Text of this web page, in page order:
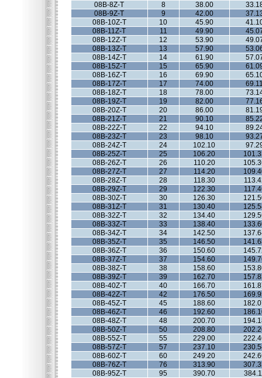
08B-8Z-T 8 38.00
08B-9Z-T
9 42.00
08B-10Z-T
10 45.90
08B-11Z-T
11 49.90
08B-12Z-T
12 53.90
08B-13Z-T
13 57.90
08B-14Z-T
14 61.90
08B-15Z-T
15 65.90
08B-16Z-T
16 69.90
08B-17Z-T
17 74.00
08B-18Z-T
18 78.00
08B-19Z-T
19 82.00
08B-20Z-T
20 86.00
08B-21Z-T
21 90.10
08B-22Z-T
22 94.10
08B-23Z-T
23 98.10
08B-24Z-T
24 102.10
08B-25Z-T
25 106.20
08B-26Z-T
26 110.20
08B-27Z-T
27 114.20
08B-28Z-T
28 118.30
08B-29Z-T
29 122.30
08B-30Z-T
30 126.30
08B-31Z-T
31 130.40
08B-32Z-T
32 134.40
08B-33Z-T
33 138.40
08B-34Z-T
34 142.50
08B-35Z-T
35 146.50
08B-36Z-T
36 150.60
08B-37Z-T
37 154.60
08B-38Z-T
38 158.60
08B-39Z-T
39 162.70
08B-40Z-T
40 166.70
08B-42Z-T
42 176.50
08B-45Z-T
45 188.60
08B-46Z-T
46 192.60
08B-48Z-T
48 200.70
08B-50Z-T
50 208.80
08B-55Z-T
55 229.00
08B-57Z-T
57 237.10
08B-60Z-T
60 249.20
08B-76Z-T
76 313.90
08B-95Z-T
95 390.70